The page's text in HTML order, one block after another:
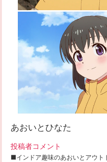
あおいとひなた
投稿者コメント
■インドア趣味のあおいとアウト